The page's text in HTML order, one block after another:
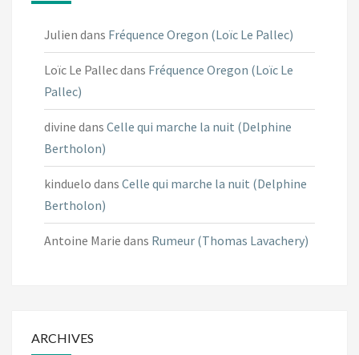
Julien dans Fréquence Oregon (Loïc Le Pallec)
Loïc Le Pallecdans Fréquence Oregon (Loïc Le
Pallec)
divine dans Celle qui marche la nuit (Delphine
Bertholon)
kinduelo dans Celle qui marche la nuit (Delphine
Bertholon)
Antoine Marie dans Rumeur (Thomas Lavachery)
ARCHIVES